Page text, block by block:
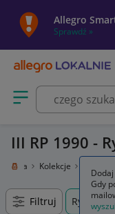
Allegro
Sprawdź »
Otwórz menu z
III RP 1990 -
sztuka Kolekcje
Filtruj
Gdy